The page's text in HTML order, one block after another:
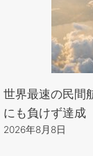
世界最速の民間
にも負けず達成
2026年8月8日